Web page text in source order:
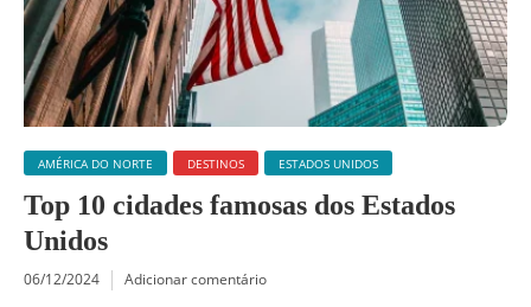
AMÉRICA DO NORTE DESTINOS ESTADOS UNIDOS
Top 10 cidades famosas dos Estados
Unidos
06/12/2024 Adicionar comentário